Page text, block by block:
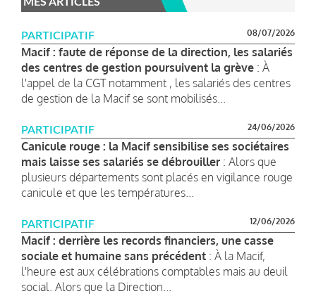
PARTICIPATIF 08/07/2026
Macif : faute de réponse de la direction, les salariés
des centres de gestion poursuivent la grève : À
l'appel de la CGT notamment , les salariés des centres
de gestion de la Macif se sont mobilisés...
PARTICIPATIF 24/06/2026
Canicule rouge : la Macif sensibilise ses sociétaires
mais laisse ses salariés se débrouiller : Alors que
plusieurs départements sont placés en vigilance rouge
canicule et que les températures...
PARTICIPATIF 12/06/2026
Macif : derrière les records financiers, une casse
sociale et humaine sans précédent : À la Macif,
l'heure est aux célébrations comptables mais au deuil
social. Alors que la Direction...